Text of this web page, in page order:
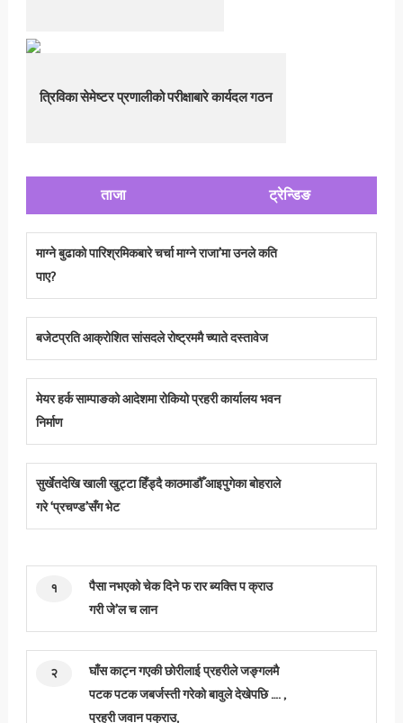
त्रिविका सेमेष्टर प्रणालीको परीक्षाबारे कार्यदल गठन
ताजा ट्रेन्डिङ
माग्ने बुढाको पारिश्रमिकबारे चर्चा माग्ने राजा’मा उनले कति
पाए?
बजेटप्रति आक्रोशित सांसदले रोष्ट्रममै च्याते दस्तावेज
मेयर हर्क साम्पाङको आदेशमा रोकियो प्रहरी कार्यालय भवन
निर्माण
सुर्खेतदेखि खाली खुट्टा हिँड्दै काठमाडौँ आइपुगेका बोहराले
गरे ‘प्रचण्ड’सँग भेट
१
पैसा नभएको चेक दिने फ रार ब्यक्ति प क्राउ
गरी जे’ल च लान
२
घाँस काट्न गएकी छोरीलाई प्रहरीले जङ्गलमै
पटक पटक जबर्जस्ती गरेको बावुले देखेपछि …. ,
प्रहरी जवान पक्राउ,